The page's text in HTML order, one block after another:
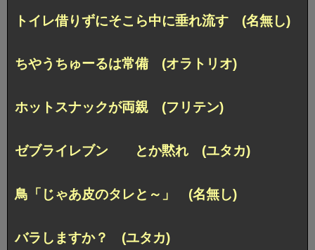
トイレ借りずにそこら中に垂れ流す (名無し)
ちやうちゅーるは常備 (オラトリオ)
ホットスナックが両親 (フリテン)
ゼブライレブン とか黙れ (ユタカ)
鳥「じゃあ皮のタレと～」 (名無し)
バラしますか？ (ユタカ)